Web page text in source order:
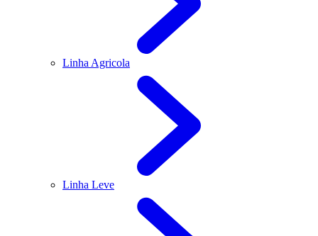
Linha Agricola
Linha Leve